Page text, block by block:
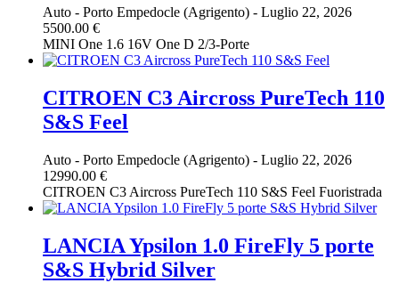
Auto - Porto Empedocle (Agrigento) - Luglio 22, 2026
5500.00 €
MINI One 1.6 16V One D 2/3-Porte
CITROEN C3 Aircross PureTech 110
S&S Feel
Auto - Porto Empedocle (Agrigento) - Luglio 22, 2026
12990.00 €
CITROEN C3 Aircross PureTech 110 S&S Feel Fuoristrada
LANCIA Ypsilon 1.0 FireFly 5 porte
S&S Hybrid Silver